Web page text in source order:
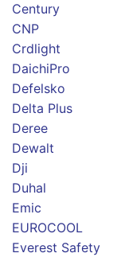
Century
CNP
Crdlight
DaichiPro
Defelsko
Delta Plus
Deree
Dewalt
Dji
Duhal
Emic
EUROCOOL
Everest Safety